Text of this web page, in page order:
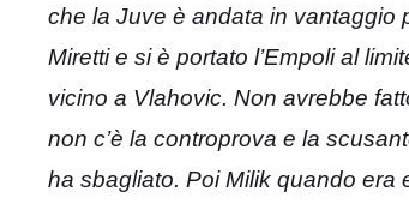
che la Juve è andata in vantaggio
Miretti e si è portato l’Empoli al
vicino a Vlahovic. Non avrebbe
non c’è la controprova e la
ha sbagliato. Poi Milik quando era